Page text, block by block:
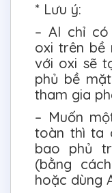
* Lưu ý:
– Al chỉ
oxi trên bề
với oxi sẽ
phủ bề
tham gia
– Muốn
toàn thì ta
bao phủ
(bằng
hoặc dùng